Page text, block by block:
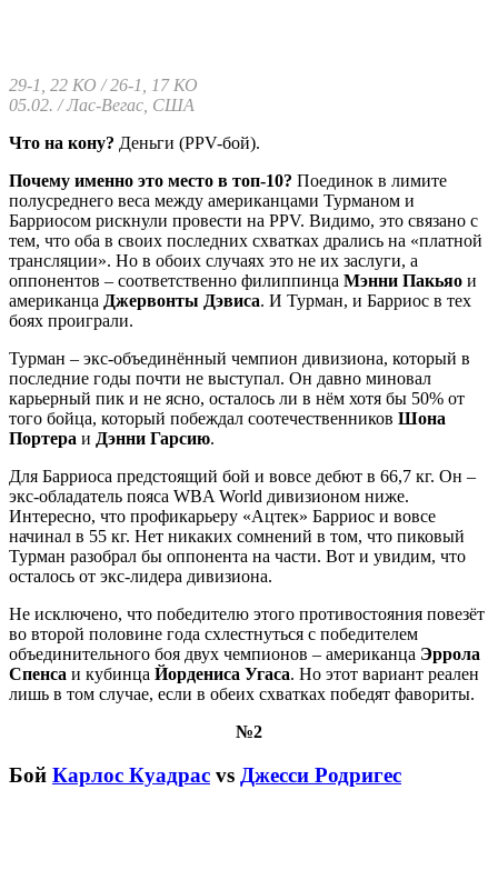
29-1, 22 КО / 26-1, 17 КО
05.02. / Лас-Вегас, США
Что на кону? Деньги (PPV-бой).
Почему именно это место в топ-10? Поединок в лимите
полусреднего веса между американцами Турманом и
Барриосом рискнули провести на PPV. Видимо, это связано с
тем, что оба в своих последних схватках дрались на «платной
трансляции». Но в обоих случаях это не их заслуги, а
оппонентов – соответственно филиппинца Мэнни Пакьяо и
американца Джервонты Дэвиса. И Турман, и Барриос в тех
боях проиграли.
Турман – экс-объединённый чемпион дивизиона, который в
последние годы почти не выступал. Он давно миновал
карьерный пик и не ясно, осталось ли в нём хотя бы 50% от
того бойца, который побеждал соотечественников Шона
Портера и Дэнни Гарсию.
Для Барриоса предстоящий бой и вовсе дебют в 66,7 кг. Он –
экс-обладатель пояса WBA World дивизионом ниже.
Интересно, что профикарьеру «Ацтек» Барриос и вовсе
начинал в 55 кг. Нет никаких сомнений в том, что пиковый
Турман разобрал бы оппонента на части. Вот и увидим, что
осталось от экс-лидера дивизиона.
Не исключено, что победителю этого противостояния повезёт
во второй половине года схлестнуться с победителем
объединительного боя двух чемпионов – американца Эррола
Спенса и кубинца Йордениса Угаса. Но этот вариант реален
лишь в том случае, если в обеих схватках победят фавориты.
№2
Бой Карлос Куадрас vs Джесси Родригес